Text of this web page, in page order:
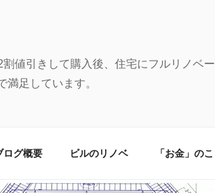
値引きして購入後、住宅にフルリノベ
足しています。
ログ概要 ビルのリノベ 「お金」のこ